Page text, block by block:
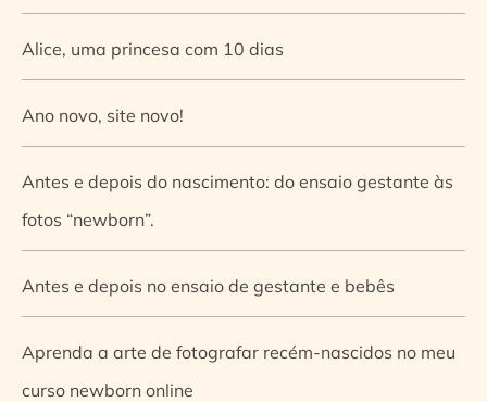
Alice, uma princesa com 10 dias
Ano novo, site novo!
Antes e depois do nascimento: do ensaio gestante às
fotos “newborn”.
Antes e depois no ensaio de gestante e bebês
Aprenda a arte de fotografar recém-nascidos no meu
curso newborn online